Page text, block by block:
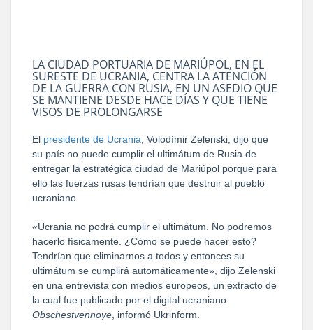
LA CIUDAD PORTUARIA DE MARIÚPOL, EN EL
SURESTE DE UCRANIA, CENTRA LA ATENCIÓN
DE LA GUERRA CON RUSIA, EN UN ASEDIO QUE
SE MANTIENE DESDE HACE DÍAS Y QUE TIENE
VISOS DE PROLONGARSE
El presidente de Ucrania , Volodímir Zelenski, dijo que
su país no puede cumplir el ultimátum de Rusia de
entregar la estratégica ciudad de Mariúpol porque para
ello las fuerzas rusas tendrían que destruir al pueblo
ucraniano.
«Ucrania no podrá cumplir el ultimátum. No podremos
hacerlo físicamente. ¿Cómo se puede hacer esto?
Tendrían que eliminarnos a todos y entonces su
ultimátum se cumplirá automáticamente», dijo Zelenski
en una entrevista con medios europeos, un extracto de
la cual fue publicado por el digital ucraniano
Obschestvennoye , informó Ukrinform.